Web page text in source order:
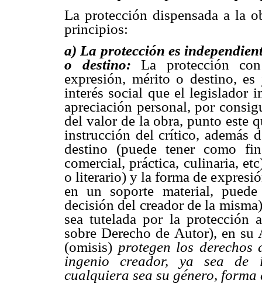
La protección dispensada a la
principios:
a) La protección es
o destino:La protección
expresión, mérito o destino,
interés social que el legislador
apreciación personal, por
del valor de la obra, punto este
instrucción del crítico, además
destino (puede tener como
comercial, práctica, culinaria,
o literario) y la forma de
en un soporte material,
decisión del creador de la
sea tutelada por la protección
sobre Derecho de Autor), en
(omisis) protegen los
ingenio creador, ya sea de
cualquiera sea su género,